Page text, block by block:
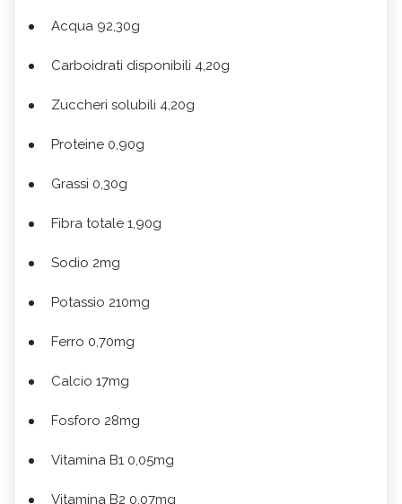
Acqua 92,30g
Carboidrati disponibili 4,20g
Zuccheri solubili 4,20g
Proteine 0,90g
Grassi 0,30g
Fibra totale 1,90g
Sodio 2mg
Potassio 210mg
Ferro 0,70mg
Calcio 17mg
Fosforo 28mg
Vitamina B1 0,05mg
Vitamina B2 0,07mg